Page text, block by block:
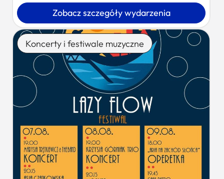
Zobacz szczegóły wydarzenia
Koncerty i festiwale muzyczne